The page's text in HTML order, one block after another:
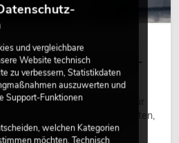
Wetterfeste Moving-
bewegliche Scheinwerfer für
werden bei Festivals, Stadtfesten,
und
und vergleichbare
Website technisch
zu verbessern, Statistikdaten
auszuwerten und
Support-Funktionen
welchen Kategorien
möchten. Technisch